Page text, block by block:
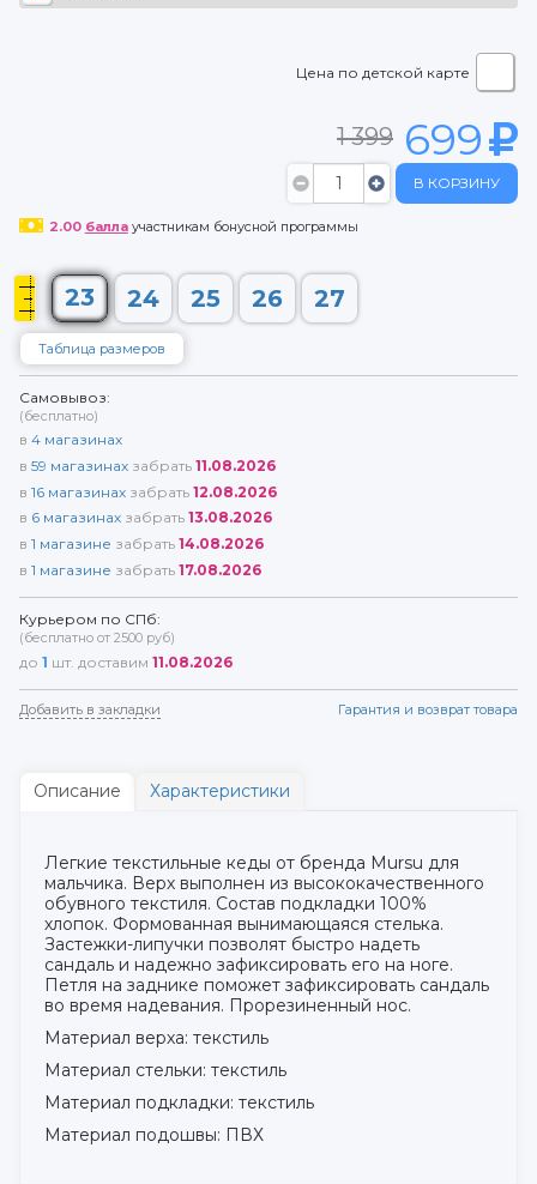
Цена по детской карте
1 399 699
В КОРЗИНУ
2.00 баллаучастникам бонусной программы
23 24 25 26 27
Таблица размеров
Самовывоз:
(бесплатно)
в 4 магазинах
в 59 магазинах забрать 11.08.2026
в 16 магазинах забрать 12.08.2026
в 6 магазинах забрать 13.08.2026
в 1 магазине забрать 14.08.2026
в 1 магазине забрать 17.08.2026
Курьером по СПб:
(бесплатно от 2500 руб)
до 1 шт. доставим 11.08.2026
Добавить в закладки Гарантия и возврат товара
Описание Характеристики
Легкие текстильные кеды от бренда Mursu для
мальчика. Верх выполнен из высококачественного
обувного текстиля. Состав подкладки 100%
хлопок. Формованная вынимающаяся стелька.
Застежки-липучки позволят быстро надеть
сандаль и надежно зафиксировать его на ноге.
Петля на заднике поможет зафиксировать сандаль
во время надевания. Прорезиненный нос.
Материал верха: текстиль
Материал стельки: текстиль
Материал подкладки: текстиль
Материал подошвы: ПВХ